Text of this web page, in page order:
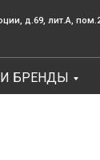
пом.22-Н, офис 310
БРЕНДЫ